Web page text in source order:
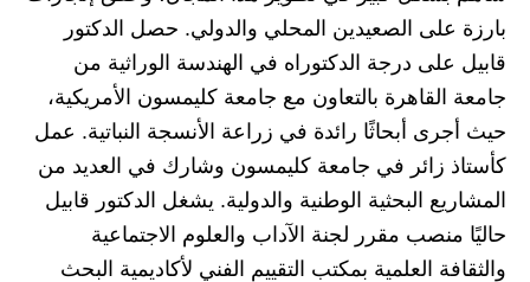
بارزة على الصعيدين المحلي والدولي. حصل الدكتور
قابيل على درجة الدكتوراه في الهندسة الوراثية من
جامعة القاهرة بالتعاون مع جامعة كليمسون الأمريكية،
حيث أجرى أبحاثًا رائدة في زراعة الأنسجة النباتية. عمل
كأستاذ زائر في جامعة كليمسون وشارك في العديد من
المشاريع البحثية الوطنية والدولية. يشغل الدكتور قابيل
حاليًا منصب مقرر لجنة الآداب والعلوم الاجتماعية
والثقافة العلمية بمكتب التقييم الفني لأكاديمية البحث